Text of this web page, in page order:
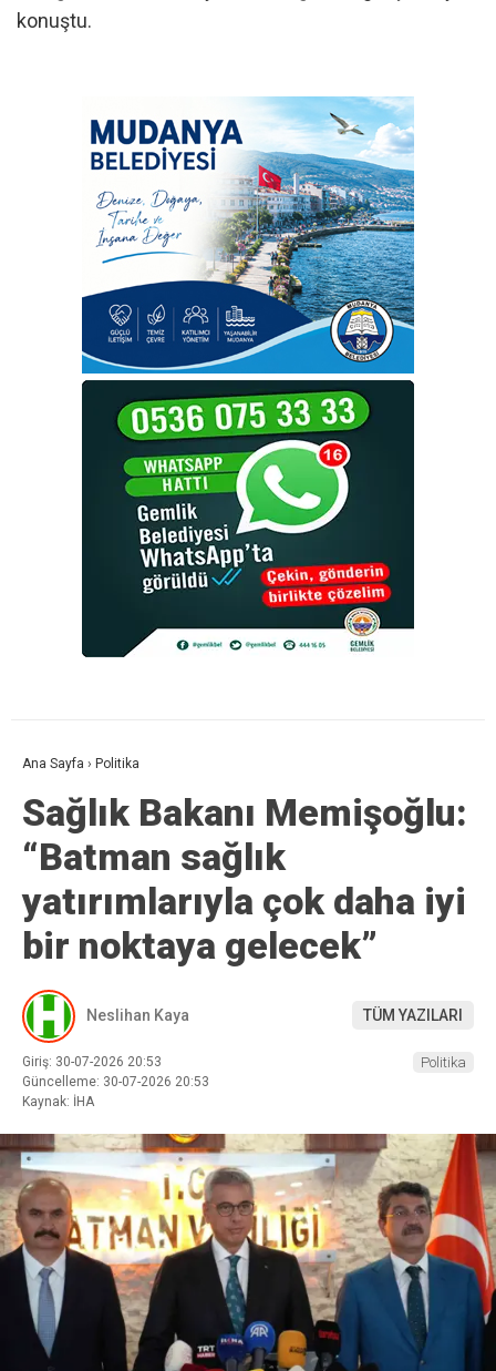
konuştu.
Ana Sayfa › Politika
Sağlık Bakanı Memişoğlu:
“Batman sağlık
yatırımlarıyla çok daha iyi
bir noktaya gelecek”
Neslihan Kaya TÜM YAZILARI
Giriş: 30-07-2026 20:53
Güncelleme: 30-07-2026 20:53
Kaynak: İHA
Politika